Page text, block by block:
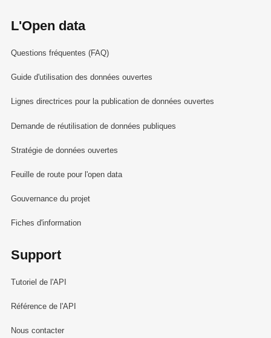
L'Open data
Questions fréquentes (FAQ)
Guide d'utilisation des données ouvertes
Lignes directrices pour la publication de données ouvertes
Demande de réutilisation de données publiques
Stratégie de données ouvertes
Feuille de route pour l'open data
Gouvernance du projet
Fiches d'information
Support
Tutoriel de l'API
Référence de l'API
Nous contacter